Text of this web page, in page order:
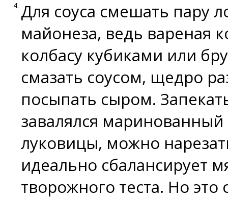
Для соуса смешать пару
майонеза, ведь вареная
колбасу кубиками или
смазать соусом, щедро
посыпать сыром.
завалялся
луковицы, можно
идеально сбалансирует
творожного теста. Но